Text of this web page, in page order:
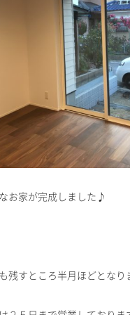
お家が完成しました♪
残すところ半月ほどとなり